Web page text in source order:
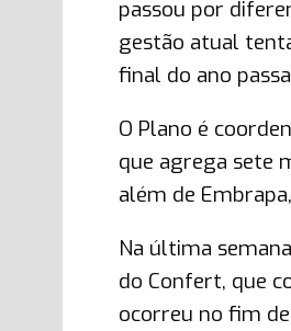
passou por
gestão atual
final do ano
O Plano é
que agrega sete
além de
Na última
do Confert, que
ocorreu no fim